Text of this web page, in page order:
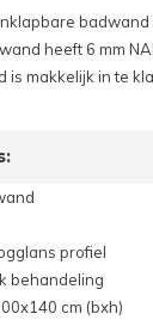
badwand
heeft 6 mm
is makkelijk in te
profiel
behandeling
cm (bxh)